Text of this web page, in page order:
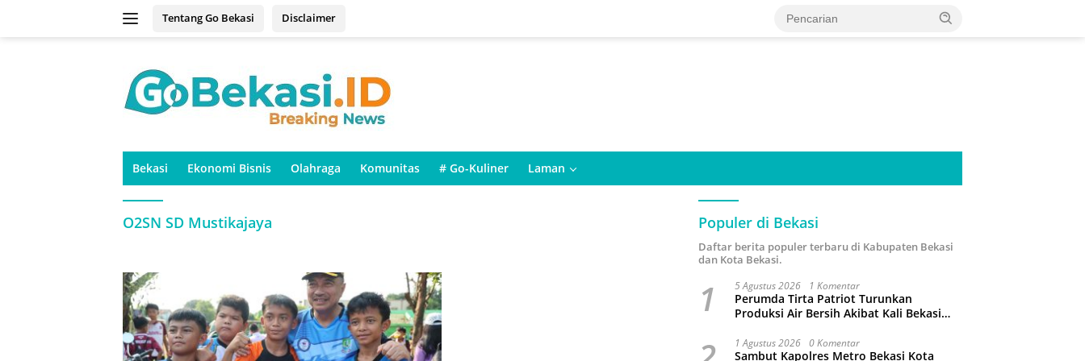
Tentang Go Bekasi Disclaimer
Bekasi Ekonomi Bisnis Olahraga Komunitas # Go-Kuliner Laman
O2SN SD Mustikajaya Populer di Bekasi
Daftar berita populer terbaru di Kabupaten Bekasi
dan Kota Bekasi.
1 5 Agustus 2026 1 Komentar
Perumda Tirta Patriot Turunkan
Produksi Air Bersih Akibat Kali Bekasi
1 Agustus 2026 0 Komentar
Sambut Kapolres Metro Bekasi Kota